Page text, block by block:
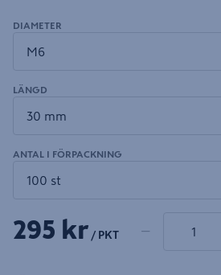
DIAMETER
LÄNGD
ANTAL I FÖRPACKNING
295 kr / PKT −